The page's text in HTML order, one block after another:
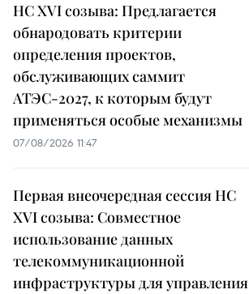
НС XVI созыва: Предлагается
обнародовать критерии
определения проектов,
обслуживающих саммит
АТЭС-2027, к которым будут
применяться особые механизмы
07/08/2026 11:47
Первая внеочередная сессия НС
XVI созыва: Совместное
использование данных
телекоммуникационной
инфраструктуры для управления